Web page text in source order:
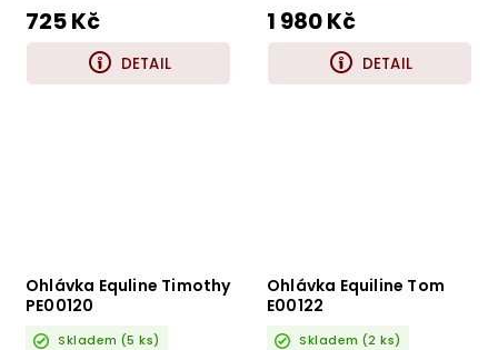
725 Kč
DETAIL
1 980 Kč
DETAIL
Ohlávka Equline Timothy
PE00120
Skladem (5 ks)
Ohlávka Equiline Tom
E00122
Skladem (2 ks)